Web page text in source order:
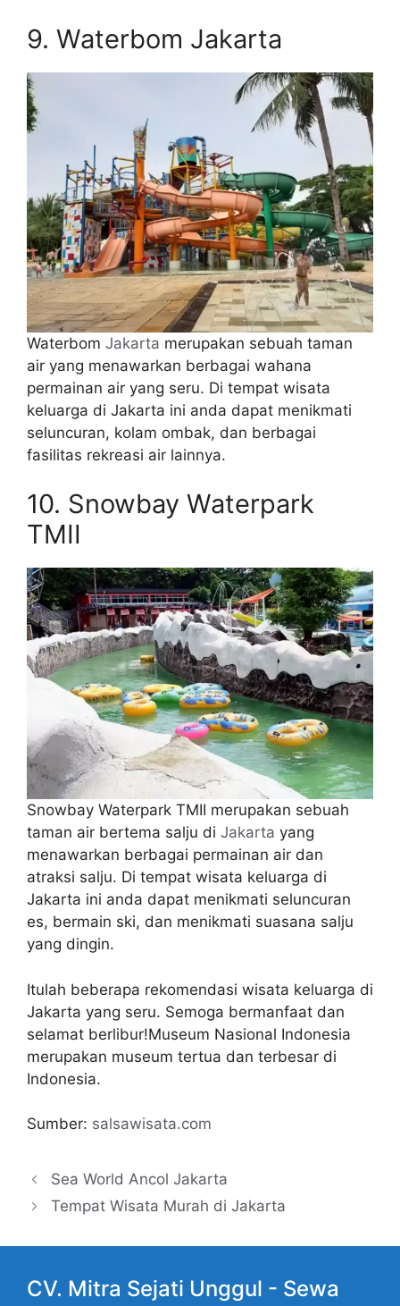
9. Waterbom Jakarta
Waterbom Jakarta merupakan sebuah taman
air yang menawarkan berbagai wahana
permainan air yang seru. Di tempat wisata
keluarga di Jakarta ini anda dapat menikmati
seluncuran, kolam ombak, dan berbagai
fasilitas rekreasi air lainnya.
10. Snowbay Waterpark
TMII
Snowbay Waterpark TMII merupakan sebuah
taman air bertema salju di Jakarta yang
menawarkan berbagai permainan air dan
atraksi salju. Di tempat wisata keluarga di
Jakarta ini anda dapat menikmati seluncuran
es, bermain ski, dan menikmati suasana salju
yang dingin.
Itulah beberapa rekomendasi wisata keluarga di
Jakarta yang seru. Semoga bermanfaat dan
selamat berlibur!Museum Nasional Indonesia
merupakan museum tertua dan terbesar di
Indonesia.
Sumber: salsawisata.com
Sea World Ancol Jakarta
Tempat Wisata Murah di Jakarta
CV. Mitra Sejati Unggul - Sewa